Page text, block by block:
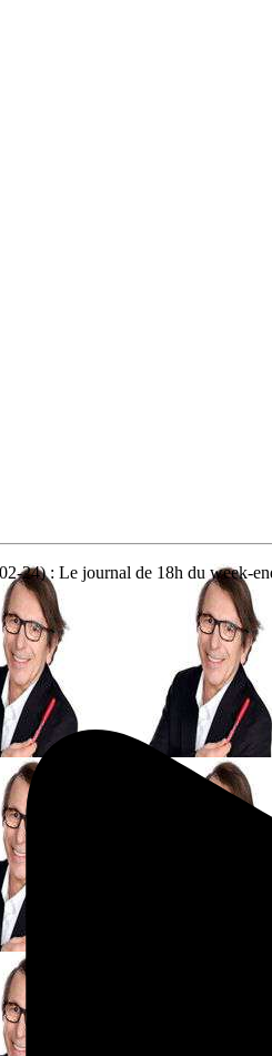
24) : Le journal de 18h du week-